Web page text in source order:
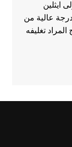
ايثلين
عالية من
تغليفه